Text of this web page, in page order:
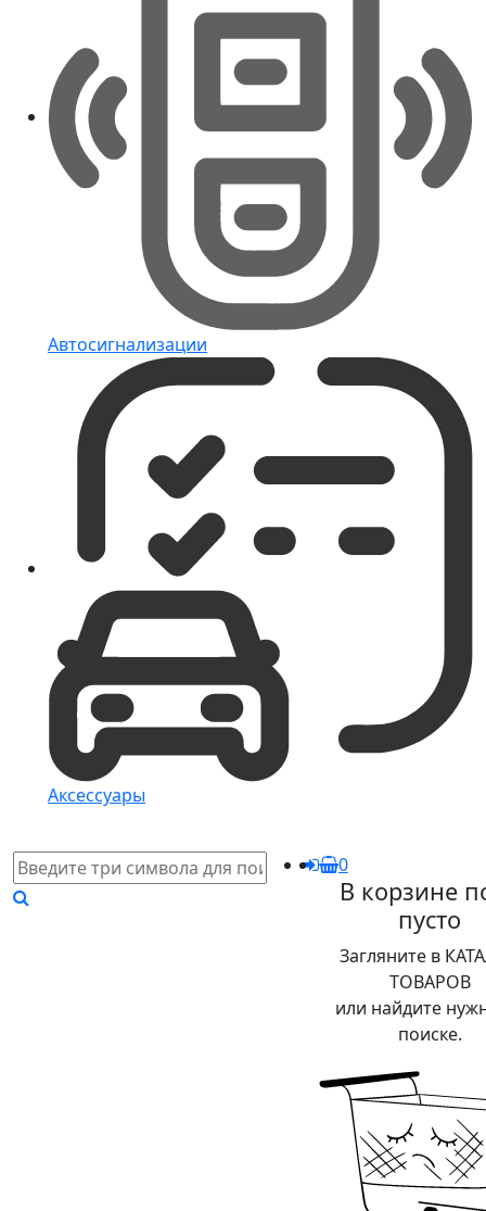
Автосигнализации
Аксессуары
0
В корзине
пусто
Загляните в
ТОВАРОВ
или найдите
поиске.